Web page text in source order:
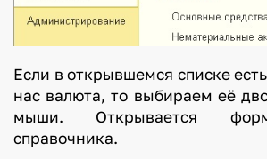
Если в открывшемся списке
нас валюта, то выбираем её
мыши. Открывается
справочника.